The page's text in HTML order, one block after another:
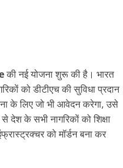
की नई योजना शुरू की है। भारत
को डीटीएच की सुविधा प्रदान
के लिए जो भी आवेदन करेगा, उसे
देश के सभी नागरिकों को शिक्षा
को मॉर्डन बना कर